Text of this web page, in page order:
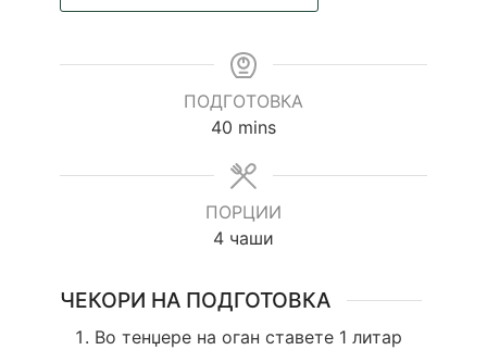
ПОДГОТОВКА
40minutes
mins
ПОРЦИИ
4 чаши
ЧЕКОРИ НА ПОДГОТОВКА
Во тенџере на оган ставете 1 литар